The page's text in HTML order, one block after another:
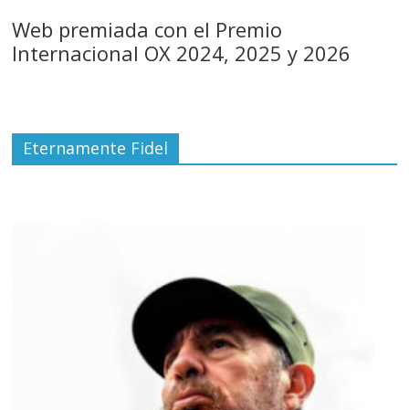
Web premiada con el Premio
Internacional OX 2024, 2025 y 2026
Eternamente Fidel